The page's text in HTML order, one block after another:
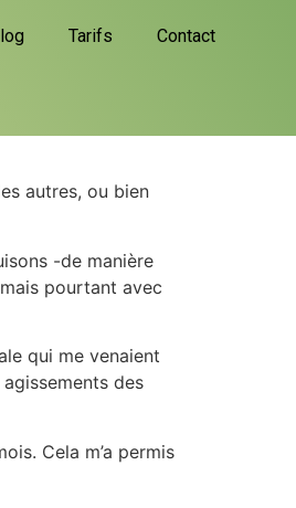
Tarifs Contact
autres, ou bien
-de manière
pourtant avec
qui me venaient
des
Cela m’a permis